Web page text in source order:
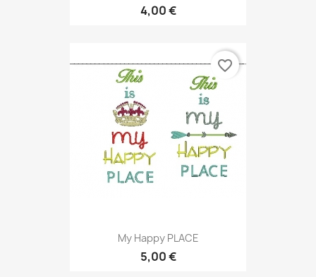
4,00 €
My Happy PLACE
5,00 €
favorite_border